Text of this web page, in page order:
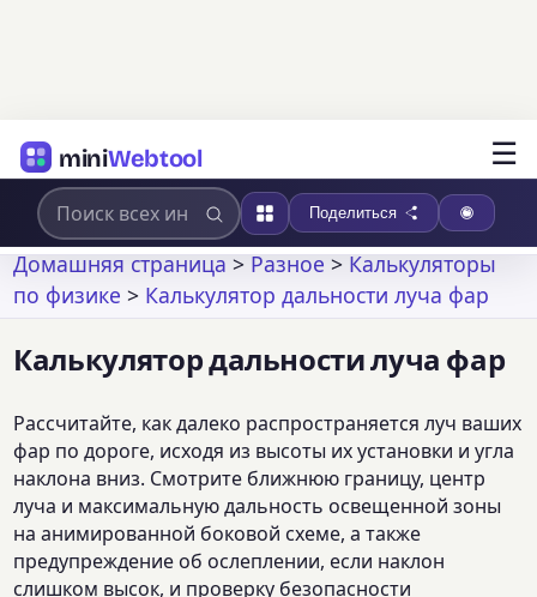
miniWebtool ☰
Поделиться
Домашняя страница>Разное>Калькуляторы
по физике > Калькулятор дальности луча фар
Калькулятор дальности луча фар
Рассчитайте, как далеко распространяется луч ваших
фар по дороге, исходя из высоты их установки и угла
наклона вниз. Смотрите ближнюю границу, центр
луча и максимальную дальность освещенной зоны
на анимированной боковой схеме, а также
предупреждение об ослеплении, если наклон
слишком высок, и проверку безопасности